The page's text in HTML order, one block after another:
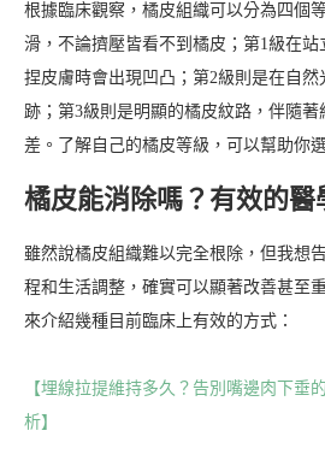
根據臨床觀察，橘皮組織可以分為四個
滑，不論擠壓皆看不到橘皮；第1級在
捏皮膚時會出現凹凸；第2級則是在自
跡；第3級則是明顯的橘皮紋路，伴隨
差。了解自己的橘皮等級，可以幫助你
橘皮能消除嗎？有效的醫
雖然說橘皮組織難以完全根除，但我想
程和生活調整，確實可以顯著改善甚至
來介紹幾種目前臨床上有效的方式：
【埋線拉提維持多久？告別嘴邊肉下垂
析】